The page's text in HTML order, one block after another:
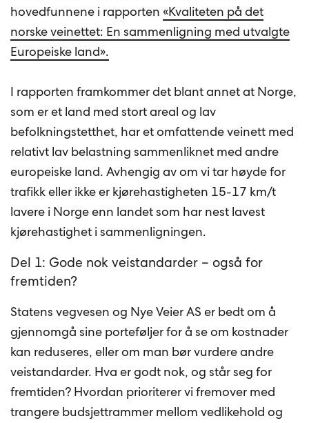
hovedfunnene i rapporten«Kvaliteten på det
norske veinettet: En sammenligning med utvalgte
Europeiske land».
I rapporten framkommer det blant annet at Norge,
som er et land med stort areal og lav
befolkningstetthet, har et omfattende veinett med
relativt lav belastning sammenliknet med andre
europeiske land. Avhengig av om vi tar høyde for
trafikk eller ikke er kjørehastigheten 15-17 km/t
lavere i Norge enn landet som har nest lavest
kjørehastighet i sammenligningen.
Del 1: Gode nok veistandarder – også for
fremtiden?
Statens vegvesen og Nye Veier AS er bedt om å
gjennomgå sine porteføljer for å se om kostnader
kan reduseres, eller om man bør vurdere andre
veistandarder. Hva er godt nok, og står seg for
fremtiden? Hvordan prioriterer vi fremover med
trangere budsjettrammer mellom vedlikehold og